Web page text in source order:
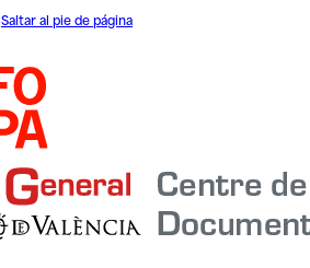
Saltar al pie de página